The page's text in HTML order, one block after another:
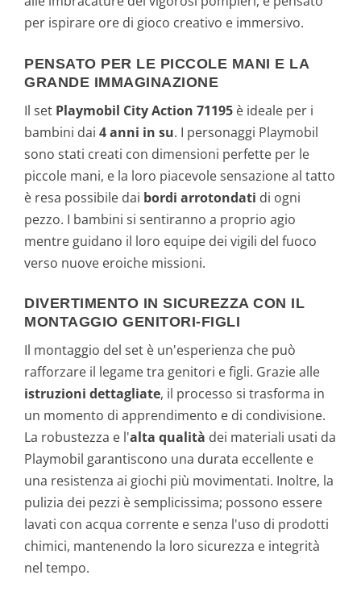
per ispirare ore di gioco creativo e immersivo.
PENSATO PER LE PICCOLE MANI E LA
GRANDE IMMAGINAZIONE
Il set Playmobil City Action 71195 è ideale per i
bambini dai 4 anni in su. I personaggi Playmobil
sono stati creati con dimensioni perfette per le
piccole mani, e la loro piacevole sensazione al tatto
è resa possibile dai bordi arrotondati di ogni
pezzo. I bambini si sentiranno a proprio agio
mentre guidano il loro equipe dei vigili del fuoco
verso nuove eroiche missioni.
DIVERTIMENTO IN SICUREZZA CON IL
MONTAGGIO GENITORI-FIGLI
Il montaggio del set è un'esperienza che può
rafforzare il legame tra genitori e figli. Grazie alle
istruzioni dettagliate, il processo si trasforma in
un momento di apprendimento e di condivisione.
La robustezza e l'alta qualità dei materiali usati da
Playmobil garantiscono una durata eccellente e
una resistenza ai giochi più movimentati. Inoltre, la
pulizia dei pezzi è semplicissima; possono essere
lavati con acqua corrente e senza l'uso di prodotti
chimici, mantenendo la loro sicurezza e integrità
nel tempo.